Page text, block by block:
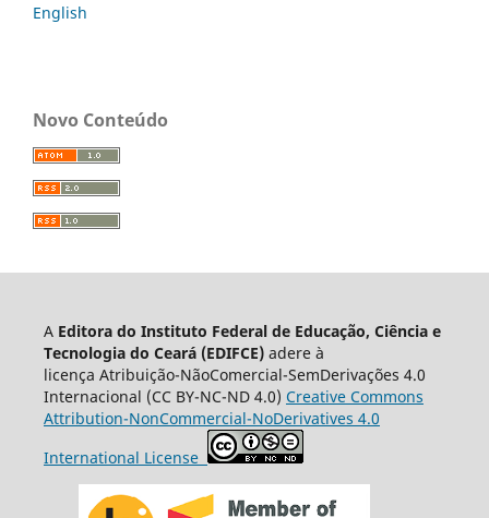
English
Novo Conteúdo
A Editora do Instituto Federal de Educação, Ciência e
Tecnologia do Ceará (EDIFCE)adere à
licença Atribuição-NãoComercial-SemDerivações 4.0
Internacional (CC BY-NC-ND 4.0) Creative Commons
Attribution-NonCommercial-NoDerivatives 4.0
International License